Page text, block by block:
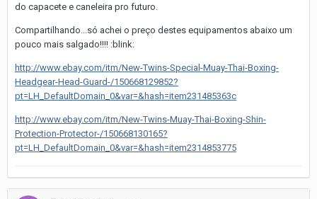
do capacete e caneleira pro futuro.
Compartilhando...só achei o preço destes equipamentos abaixo um
pouco mais salgado!!!! :blink:
http://www.ebay.com/itm/New-Twins-Special-Muay-Thai-Boxing-
Headgear-Head-Guard-/150668129852?
pt=LH_DefaultDomain_0&var=&hash=item231485363c
http://www.ebay.com/itm/New-Twins-Muay-Thai-Boxing-Shin-
Protection-Protector-/150668130165?
pt=LH_DefaultDomain_0&var=&hash=item2314853775